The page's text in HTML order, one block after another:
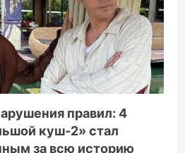
правил: 4
куш-2» стал
за всю историю